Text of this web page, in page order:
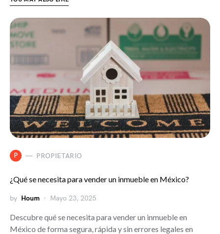
P PROPIETARIO
¿Qué se necesita para vender un inmueble en México?
by Houm Mayo 23, 2025
Descubre qué se necesita para vender un inmueble en
México de forma segura, rápida y sin errores legales en